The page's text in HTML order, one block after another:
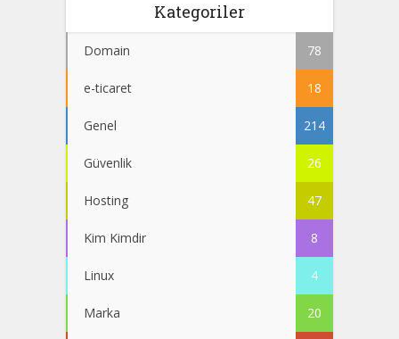
Kategoriler
Domain 78
e-ticaret 18
Genel 214
Güvenlik 26
Hosting 47
Kim Kimdir 8
Linux 4
Marka 20